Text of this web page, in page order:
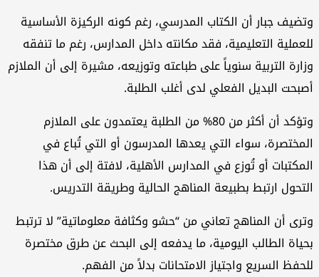
وتضيف جبار أن الكتاب المدرسي، رغم كونه الركيزة الأساسية
للعملية التعليمية، فقد مكانته داخل المدارس، رغم ما تنفقه
وزارة التربية سنوياً على طباعته وتوزيعه، مشيرة إلى أن الملازم
أصبحت البديل الفعلي لدى أغلب الطلبة.
وتؤكد أن أكثر من 80% من الطلبة يعتمدون على الملازم
المختصرة، سواء التي يعدها المدرسون أو التي تُباع في
المكتبات أو تُوزع في المدارس الأهلية، لافتة إلى أن هذا
التحول ارتبط بطبيعة المناهج الحالية وطريقة التدريس.
وترى أن المناهج تعاني من “حشو وكثافة معلوماتية” لا ترتبط
بحياة الطالب اليومية، ما يدفعه إلى البحث عن طرق مختصرة
للحفظ السريع واجتياز الامتحانات بدلاً من الفهم.